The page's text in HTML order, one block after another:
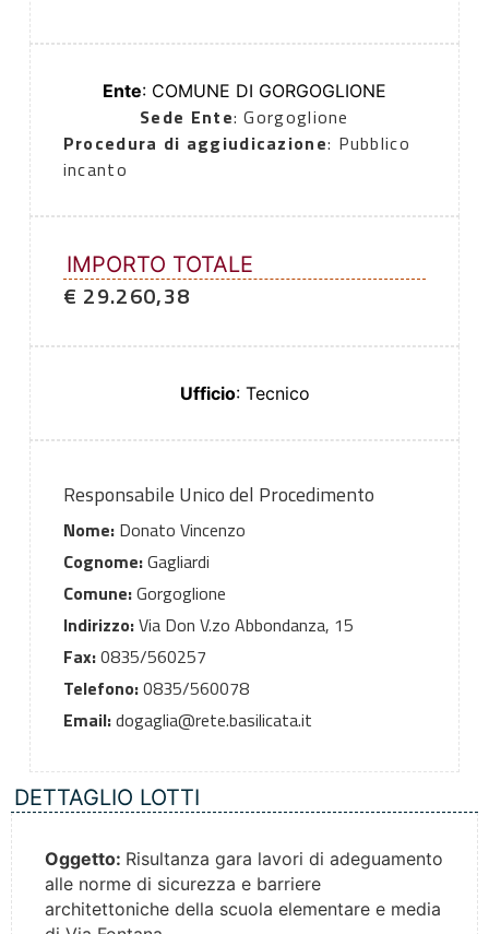
Ente: COMUNE DI GORGOGLIONE
Sede Ente: Gorgoglione
Procedura di aggiudicazione: Pubblico
incanto
IMPORTO TOTALE
€ 29.260,38
Ufficio: Tecnico
Responsabile Unico del Procedimento
Nome:Donato Vincenzo
Cognome:Gagliardi
Comune:Gorgoglione
Indirizzo:Via Don V.zo Abbondanza, 15
Fax:0835/560257
Telefono:0835/560078
Email:dogaglia@rete.basilicata.it
DETTAGLIO LOTTI
Oggetto: Risultanza gara lavori di adeguamento
alle norme di sicurezza e barriere
architettoniche della scuola elementare e media